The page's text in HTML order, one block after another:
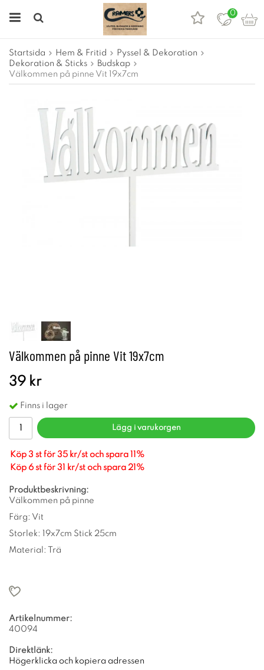
0
Startsida Hem & Fritid
Pyssel & Dekoration
Dekoration & Sticks
Budskap
Välkommen på pinne Vit 19x7cm
Välkommen på pinne Vit 19x7cm
39 kr
Finns i lager
Lägg i varukorgen
Köp 3 st för 35 kr/st och spara 11%
Köp 6 st för 31 kr/st och spara 21%
Produktbeskrivning:
Välkommen på pinne
Färg: Vit
Storlek: 19x7cm Stick 25cm
Material: Trä
Artikelnummer:
40094
Direktlänk:
Högerklicka och kopiera adressen